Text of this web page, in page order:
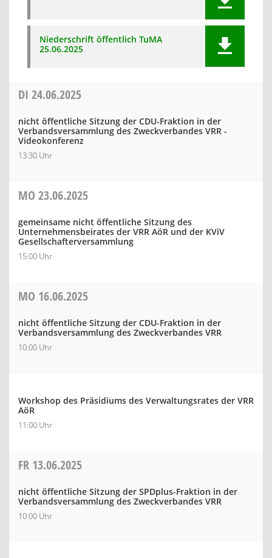
Niederschrift öffentlich TuMA
25.06.2025
DI 24.06.2025
nicht öffentliche Sitzung der CDU-Fraktion in der
Verbandsversammlung des Zweckverbandes VRR -
Videokonferenz
13:30 Uhr
MO 23.06.2025
gemeinsame nicht öffentliche Sitzung des
Unternehmensbeirates der VRR AöR und der KViV
Gesellschafterversammlung
15:00 Uhr
MO 16.06.2025
nicht öffentliche Sitzung der CDU-Fraktion in der
Verbandsversammlung des Zweckverbandes VRR
10:00 Uhr
Workshop des Präsidiums des Verwaltungsrates der VRR
AöR
11:00 Uhr
FR 13.06.2025
nicht öffentliche Sitzung der SPDplus-Fraktion in der
Verbandsversammlung des Zweckverbandes VRR
10:00 Uhr